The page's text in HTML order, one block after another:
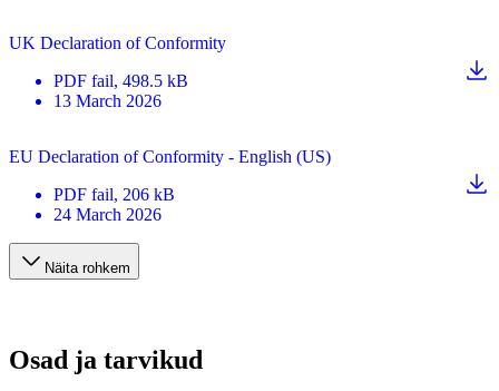
UK Declaration of Conformity
PDF fail, 498.5 kB
13 March 2026
EU Declaration of Conformity - English (US)
PDF fail, 206 kB
24 March 2026
Näita rohkem
Osad ja tarvikud